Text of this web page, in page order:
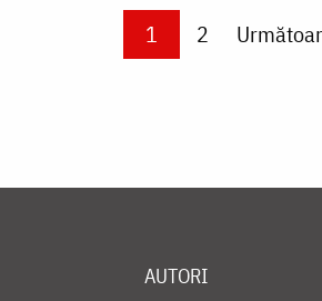
Current page
1 Page
2 Next
AUTORI